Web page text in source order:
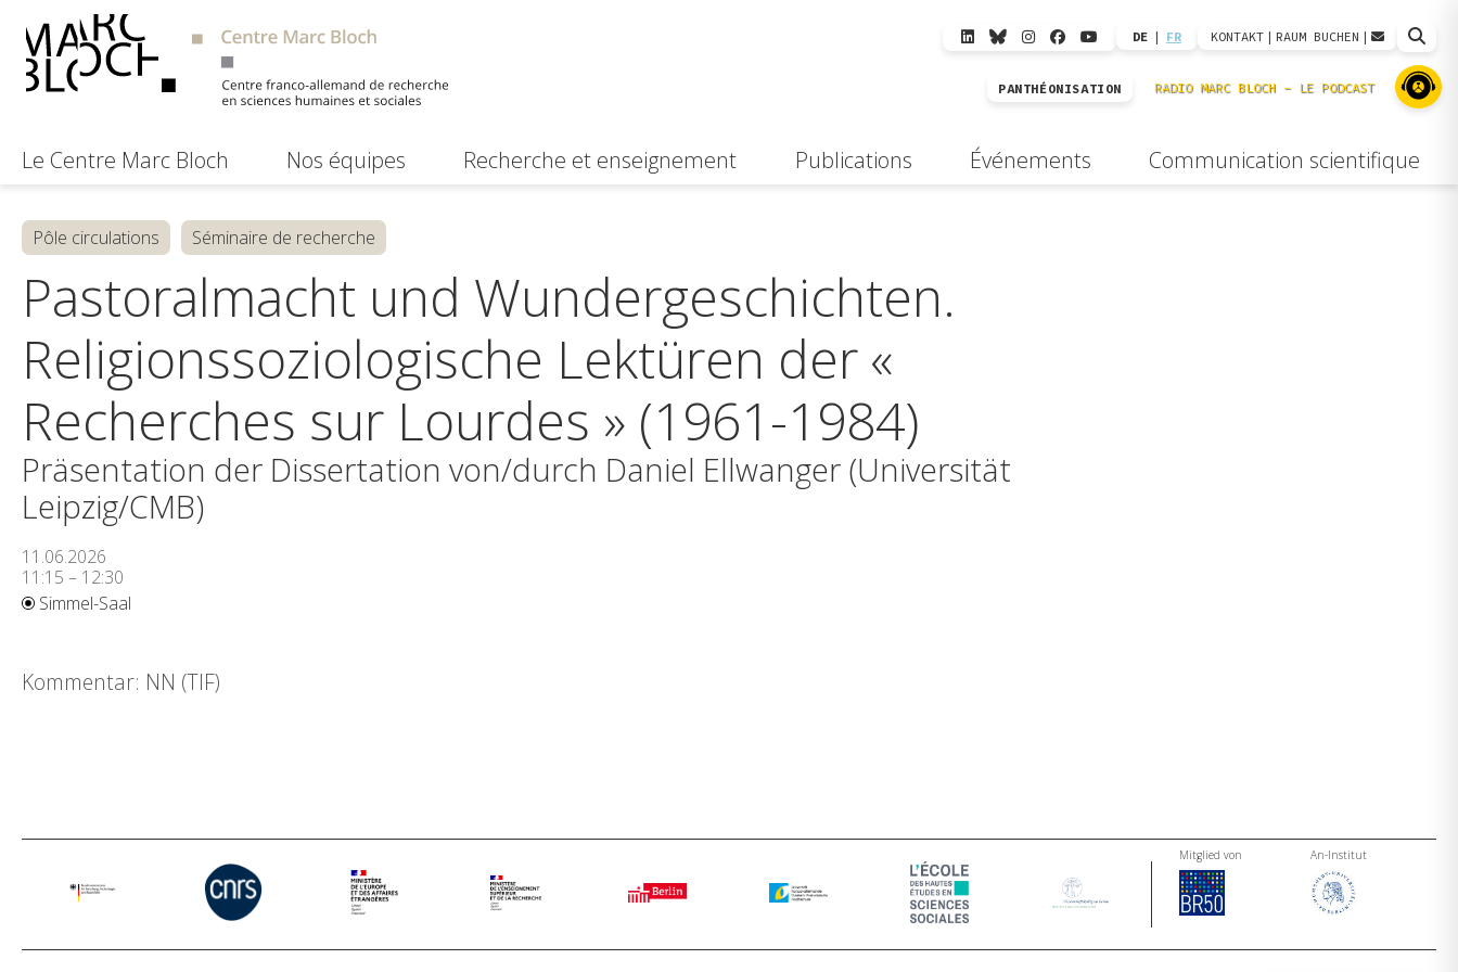
DE | FR KONTAKT | RAUM BUCHEN |
PANTHÉONISATION
Le Centre Marc Bloch Nos équipes Recherche et enseignement Publications Événements Communication scientifique
Pôle circulations
Séminaire de recherche
Pastoralmacht und Wundergeschichten.
Religionssoziologische Lektüren der «
Recherches sur Lourdes » (1961-1984)
Präsentation der Dissertation von/durch Daniel Ellwanger (Universität
Leipzig/CMB)
11.06.2026
11:15 – 12:30
Simmel-Saal
Kommentar: NN (TIF)
Mitglied von An-Institut